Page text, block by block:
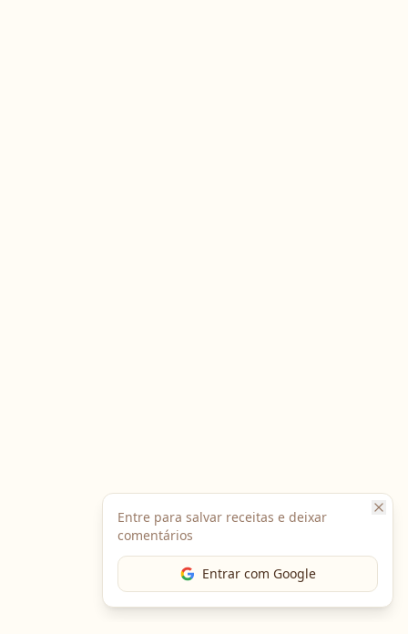
Entre para salvar receitas e deixar
comentários
Entrar com Google